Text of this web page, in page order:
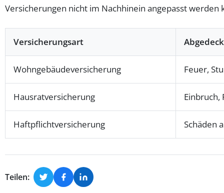
Versicherungen nicht im Nachhinein angepasst werden
Versicherungsart
Wohngebäudeversicherung Feuer,
Hausratversicherung Einbruch,
Haftpflichtversicherung Schäden
Teilen: